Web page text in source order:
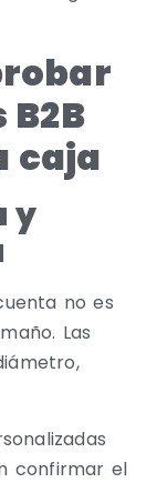
caja
y
no es
Las
confirmar el